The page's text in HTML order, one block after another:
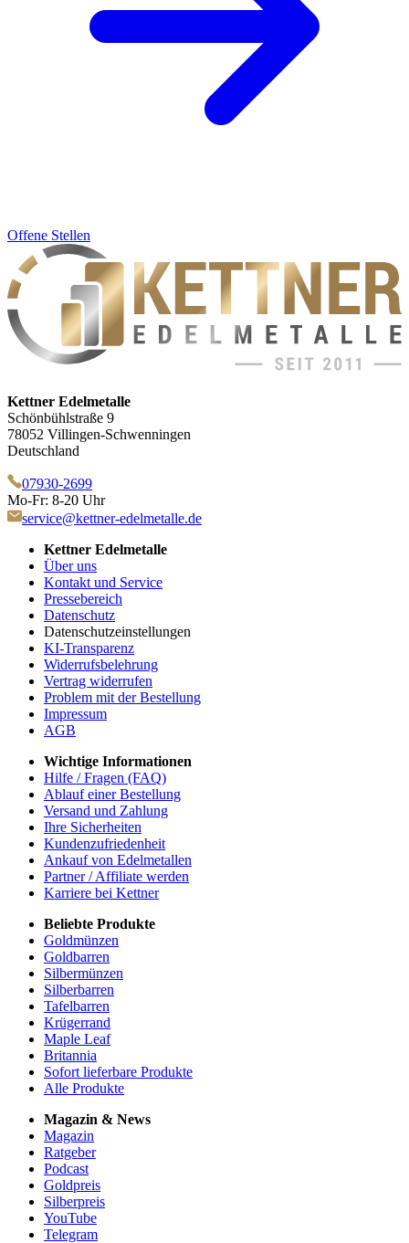
Offene Stellen
Kettner Edelmetalle
Schönbühlstraße 9
78052 Villingen-Schwenningen
Deutschland
07930-2699
Mo-Fr: 8-20 Uhr
service@kettner-edelmetalle.de
Kettner Edelmetalle
Über uns
Kontakt und Service
Pressebereich
Datenschutz
Datenschutzeinstellungen
KI-Transparenz
Widerrufsbelehrung
Vertrag widerrufen
Problem mit der Bestellung
Impressum
AGB
Wichtige Informationen
Hilfe / Fragen (FAQ)
Ablauf einer Bestellung
Versand und Zahlung
Ihre Sicherheiten
Kundenzufriedenheit
Ankauf von Edelmetallen
Partner / Affiliate werden
Karriere bei Kettner
Beliebte Produkte
Goldmünzen
Goldbarren
Silbermünzen
Silberbarren
Tafelbarren
Krügerrand
Maple Leaf
Britannia
Sofort lieferbare Produkte
Alle Produkte
Magazin & News
Magazin
Ratgeber
Podcast
Goldpreis
Silberpreis
YouTube
Telegram